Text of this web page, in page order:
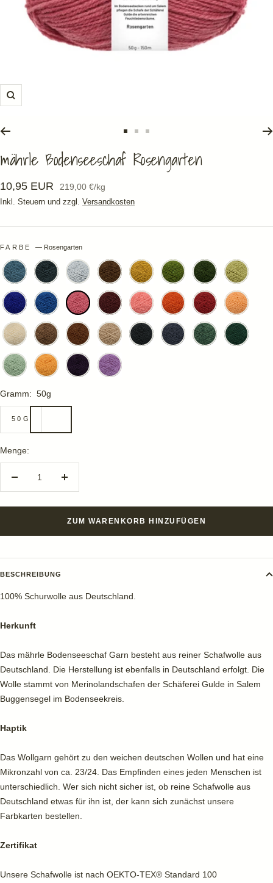
Zoom
Slide
1
Slide
2
3
mährle Bodenseeschaf Rosengarten
Angebotspreis
10,95 EUR 219,00 €/kg
Inkl. Steuern und zzgl. Versandkosten
FARBE— Rosengarten
Gramm: 50g
50G
Menge:
Menge
Menge
ZUM WARENKORB HINZUFÜGEN
BESCHREIBUNG
100% Schurwolle aus Deutschland.
Herkunft
Das mährle Bodenseeschaf Garn besteht aus reiner Schafwolle aus
Deutschland. Die Herstellung ist ebenfalls in Deutschland erfolgt. Die
Wolle stammt von Merinolandschafen der Schäferei Gulde in Salem
Buggensegel im Bodenseekreis.
Haptik
Das Wollgarn gehört zu den weichen deutschen Wollen und hat eine
Mikronzahl von ca. 23/24. Das Empfinden eines jeden Menschen ist
unterschiedlich. Wer sich nicht sicher ist, ob reine Schafwolle aus
Deutschland etwas für ihn ist, der kann sich zunächst unsere
Farbkarten bestellen.
Zertifikat
Unsere Schafwolle ist nach OEKTO-TEX® Standard 100